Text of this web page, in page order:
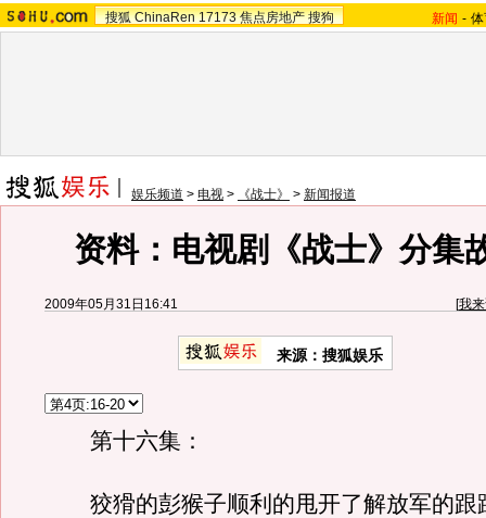
搜狐 ChinaRen 17173 焦点房地产 搜狗 新闻 -
娱乐频道 > 电视 > 《战士》 > 新闻报道
资料：电视剧《战士》分集
2009年05月31日16:41 [我
来源： 搜狐娱乐
第十六集：
狡猾的彭猴子顺利的甩开了解放军的跟